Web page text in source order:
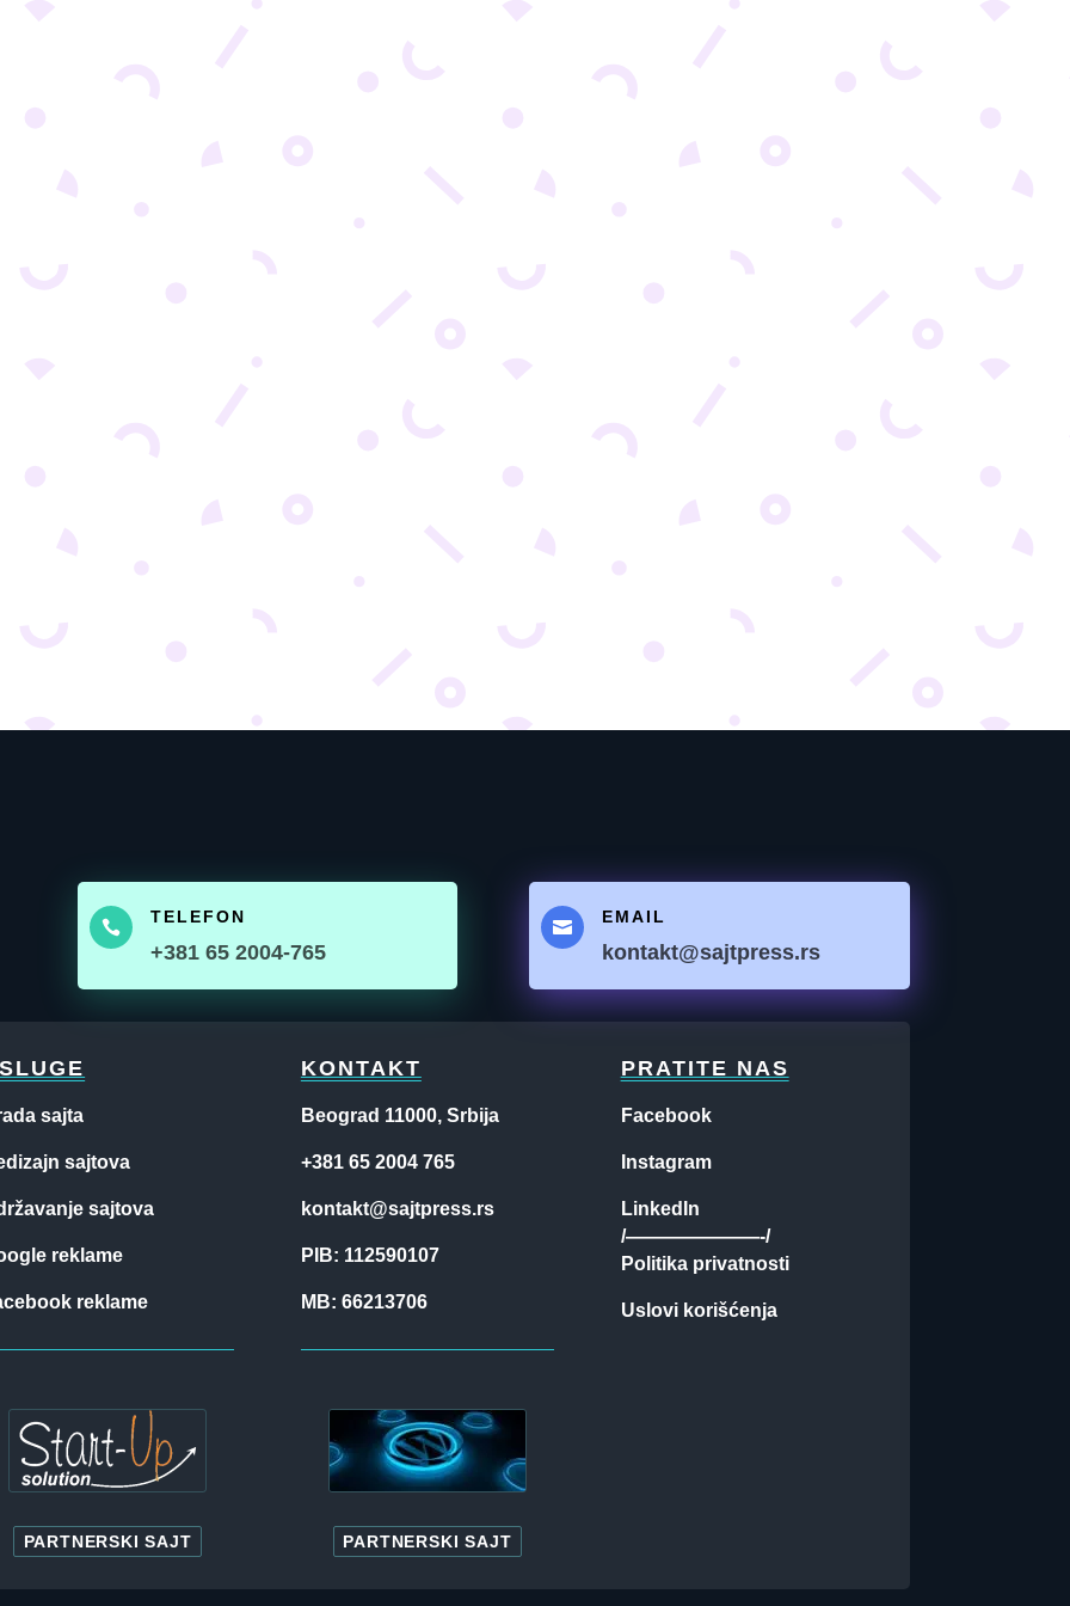

TELEFON
+381 65 2004-765

EMAIL
kontakt@sajtpress.rs
sajta
sajtova
sajtova
reklame
reklame
PARTNERSKI SAJT
KONTAKT
Beograd 11000, Srbija
+381 65 2004 765
kontakt@sajtpress.rs
PIB: 112590107
MB: 66213706
PARTNERSKI SAJT
PRATITE NAS
Facebook
Instagram
LinkedIn
/———————-/
Politika privatnosti
Uslovi korišćenja